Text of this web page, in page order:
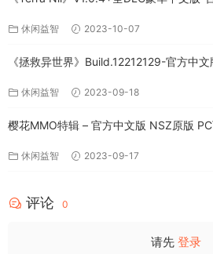
休闲益智 2023-10-07
《拯救异世界》Build.12212129-官方中
休闲益智 2023-09-18
樱花MMO特辑 – 官方中文版 NSZ原版
休闲益智 2023-09-17
评论 0
请先 登录